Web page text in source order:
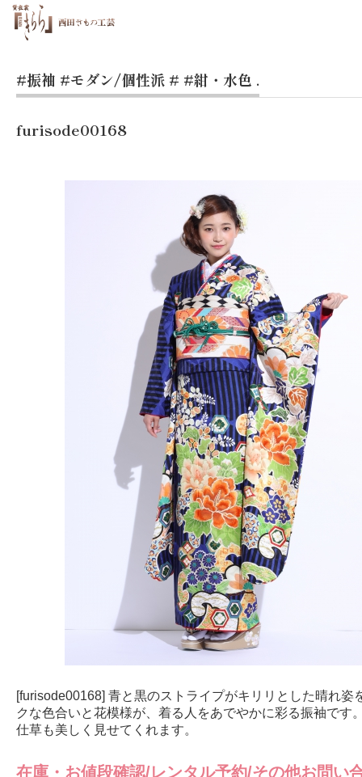
#振袖 #モダン/個性派 # #紺・水色 .
furisode00168
[furisode00168] 青と黒のストライプがキリリとした晴れ姿
クな色合いと花模様が、着る人をあでやかに彩る振袖です
仕草も美しく見せてくれます。
在庫・お値段確認/レンタル予約/その他お問い